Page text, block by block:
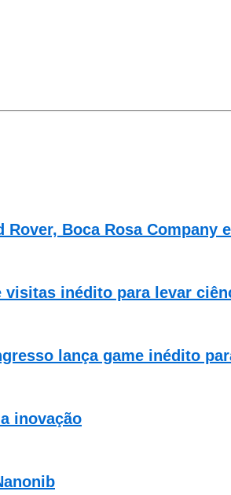
Rover, Boca Rosa
visitas inédito para levar
lança game inédito
inovação